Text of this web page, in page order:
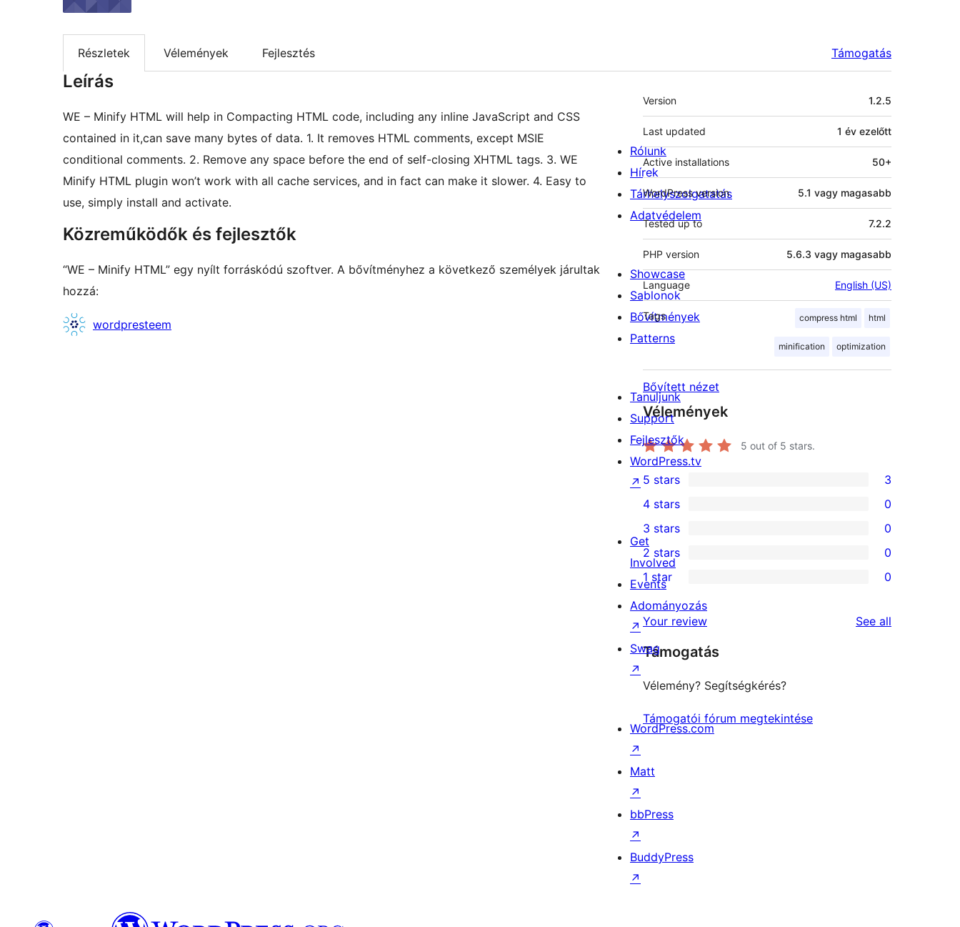
Részletek Vélemények Fejlesztés Támogatás
Leírás
WE – Minify HTML will help in Compacting HTML code, including any inline JavaScript and CSS
contained in it,can save many bytes of data. 1. It removes HTML comments, except MSIE
conditional comments. 2. Remove any space before the end of self-closing XHTML tags. 3. WE
Minify HTML plugin won’t work with all cache services, and in fact can make it slower. 4. Easy to
use, simply install and activate.
Közreműködők és fejlesztők
“WE – Minify HTML” egy nyílt forráskódú szoftver. A bővítményhez a következő személyek járultak
hozzá:
Közreműködők
wordpresteem
Meta
Version 1.2.5
Last updated 1 év ezelőtt
Active installations 50+
WordPress version 5.1 vagy magasabb
Tested up to 7.2.2
PHP version 5.6.3 vagy magasabb
Language English (US)
Tags compress html html
minification optimization
Bővített nézet
Vélemények
5 out of 5 stars.
3
5-
star
reviews
5 stars 3
4-
star
reviews
4 stars 0
0
3-
star
reviews
3 stars 0
0
2-
star
reviews
2 stars 0
0
1-
star
reviews
1 star 0
Your review See all
Támogatás
Vélemény? Segítségkérés?
Támogatói fórum megtekintése
Rólunk
Hírek
Tárhelyszolgatatás
Adatvédelem
Showcase
Sablonok
Bővítmények
Patterns
Tanuljunk
Support
Fejlesztők
WordPress.tv
↗
Get
Involved
Events
Adományozás
↗
Swag
↗
WordPress.com
↗
Matt
↗
bbPress
↗
BuddyPress
↗